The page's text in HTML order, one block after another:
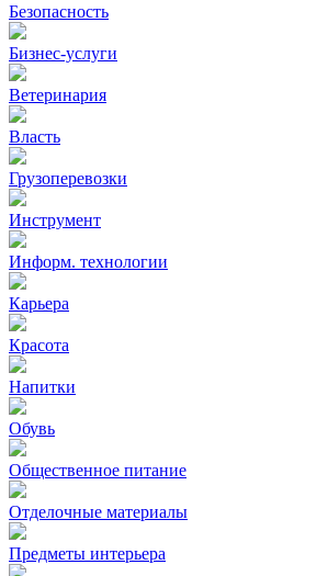
Безопасность
Бизнес-услуги
Ветеринария
Власть
Грузоперевозки
Инструмент
Информ. технологии
Карьера
Красота
Напитки
Обувь
Общественное питание
Отделочные материалы
Предметы интерьера